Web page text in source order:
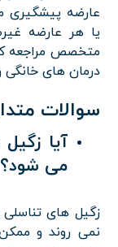
عارضه پیشگیری
یا هر عارضه
متخصص مراجعه
درمان های خانگی
سوالات
آیا
می شود؟
زگیل های تناسلی
نمی روند و